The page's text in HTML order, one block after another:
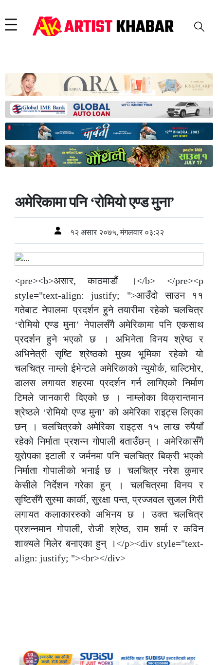
अमेरिकामा पनि ‘रोमियो एण्ड मुना’
१२ असार २०७५, मंगलवार ०३:२२
<pre><b>असार, काठमाडौं ।</b> </pre><p
style="text-align: justify; ">आउँदो साउन ११
गतेबाट नेपालमा प्रदर्शन हुने तयारीमा रहेको चलचित्र
‘रोमियो एण्ड मुना’ नेपालसँगै अमेरिकामा पनि एकसाथ
प्रदर्शन हुने भएको छ । अभिनेता विनय श्रेष्ठ र
अभिनेत्री सृष्टि श्रेष्ठको मुख्य भूमिका रहेको यो
चलचित्र नाम्लो ईभेन्टले अमेरिकाको न्युयोर्क, बाल्टिमोर,
डालस लगायत शहरमा प्रदर्शन गर्न लागिएको निर्माण
टिमले जानकारी दिएको छ । नाम्लोका विक्रान्तमान
श्रेष्ठले ‘रोमियो एण्ड मुना’ को अमेरिका राइट्स लिएका
छन् । चलचित्रको अमेरिका राइट्स १५ लाख रुपैयाँ
रहेको निर्माता प्रशन्न गोपाली बताउँछन् । अमेरिकासँगै
युरोपका इटाली र जर्मनमा पनि चलचित्र बिक्री भएको
निर्माता गोपालीको भनाई छ । चलचित्र नरेश कुमार
केसीले निर्देशन गरेका हुन् । चलचित्रमा विनय र
सृष्टिसँगै सुस्मा कार्की, सुरक्षा पन्त, प्रज्जवल सुजल गिरी
लगायत कलाकाररुको अभिनय छ । उक्त चलचित्र
प्रशन्नमान गोपाली, रोजी श्रेष्ठ, राम शर्मा र कविन
शाक्यले मिलेर बनाएका हुन् ।</p><div style="text-
align: justify; "><br></div>